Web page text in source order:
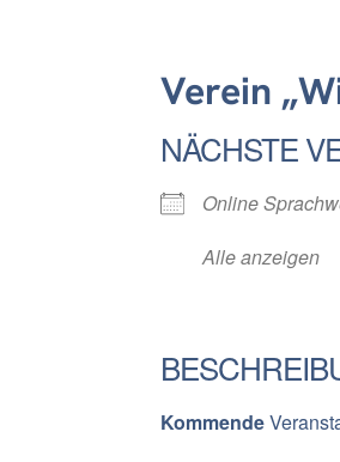
Verein
NÄCHSTE
Online
Alle anzeigen
Kommende